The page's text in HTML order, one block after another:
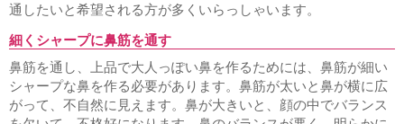
通したいと希望される方が多くいらっしゃいます。
細くシャープに鼻筋を通す
鼻筋を通し、上品で大人っぽい鼻を作るためには、鼻筋が細い
シャープな鼻を作る必要があります。鼻筋が太いと鼻が横に広
がって、不自然に見えます。鼻が大きいと、顔の中でバランス